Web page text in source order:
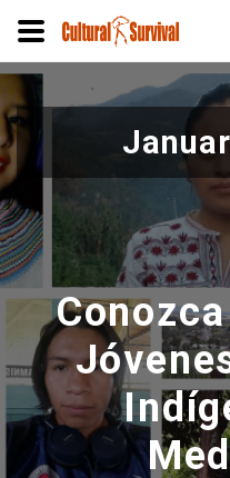
Skip
to
main
content